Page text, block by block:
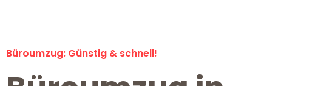
Büroumzug: Günstig & schnell!